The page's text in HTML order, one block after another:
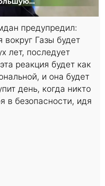
предупредил:
Газы будет
лет, последует
реакция будет как
и она будет
день, когда никто
в безопасности, идя